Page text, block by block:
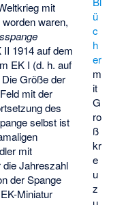
ü
c
h
er
m
it
G
ro
ß
kr
e
u
z
mit
waren,
1914 auf dem
EK I (d. h. auf
Größe der
mit der
des
selbst ist
mit
die Jahreszahl
der Spange
Miniatur